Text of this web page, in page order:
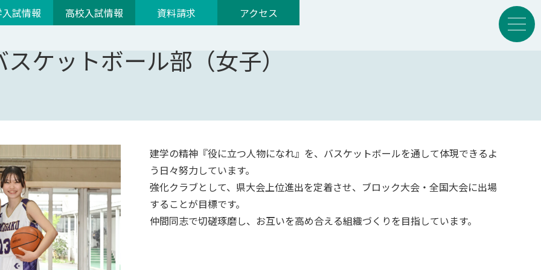
試情報 高校入試情報 資料請求 アクセス
スケットボール部（女子）
建学の精神『役に立つ人物になれ』を、バスケットボールを通して体現できるよ
う日々努力しています。
強化クラブとして、県大会上位進出を定着させ、ブロック大会・全国大会に出場
することが目標です。
仲間同志で切磋琢磨し、お互いを高め合える組織づくりを目指しています。